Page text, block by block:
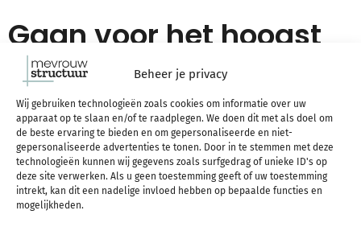
Beheer je privacy
Wij gebruiken technologieën zoals cookies om informatie over uw
apparaat op te slaan en/of te raadplegen. We doen dit met als doel om
de beste ervaring te bieden en om gepersonaliseerde en niet-
gepersonaliseerde advertenties te tonen. Door in te stemmen met deze
technologieën kunnen wij gegevens zoals surfgedrag of unieke ID's op
deze site verwerken. Als u geen toestemming geeft of uw toestemming
intrekt, kan dit een nadelige invloed hebben op bepaalde functies en
mogelijkheden.
Gaan voor het hoogst
haalbare
Als jij niet gelooft in wat je kan, zal je waarschijnlijk
nooit gaan voor dat wat je écht leuk vindt.
Waarschijnlijk kies je de veilige weg. Maar met de